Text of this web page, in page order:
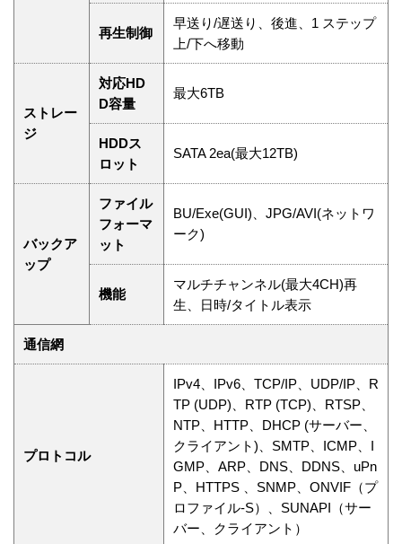
再生制御
早送り/遅送り、後進、1 ステップ
上/下へ移動
ストレー
ジ
対応HD
D容量
最大6TB
HDDス
ロット
SATA 2ea(最大12TB)
バックア
ップ
ファイル
フォーマ
ット
BU/Exe(GUI)、JPG/AVI(ネットワ
ーク)
機能
マルチチャンネル(最大4CH)再
生、日時/タイトル表示
通信網
プロトコル
IPv4、IPv6、TCP/IP、UDP/IP、R
TP (UDP)、RTP (TCP)、RTSP、
NTP、HTTP、DHCP (サーバー、
クライアント)、SMTP、ICMP、I
GMP、ARP、DNS、DDNS、uPn
P、HTTPS 、SNMP、ONVIF（プ
ロファイル-S）、SUNAPI（サー
バー、クライアント）